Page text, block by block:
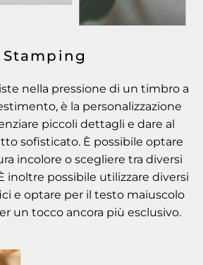
Stamping
nella pressione di un timbro a
è la personalizzazione
piccoli dettagli e dare al
sofisticato. È possibile optare
incolore o scegliere tra diversi
inoltre possibile utilizzare diversi
e optare per il testo maiuscolo
un tocco ancora più esclusivo.